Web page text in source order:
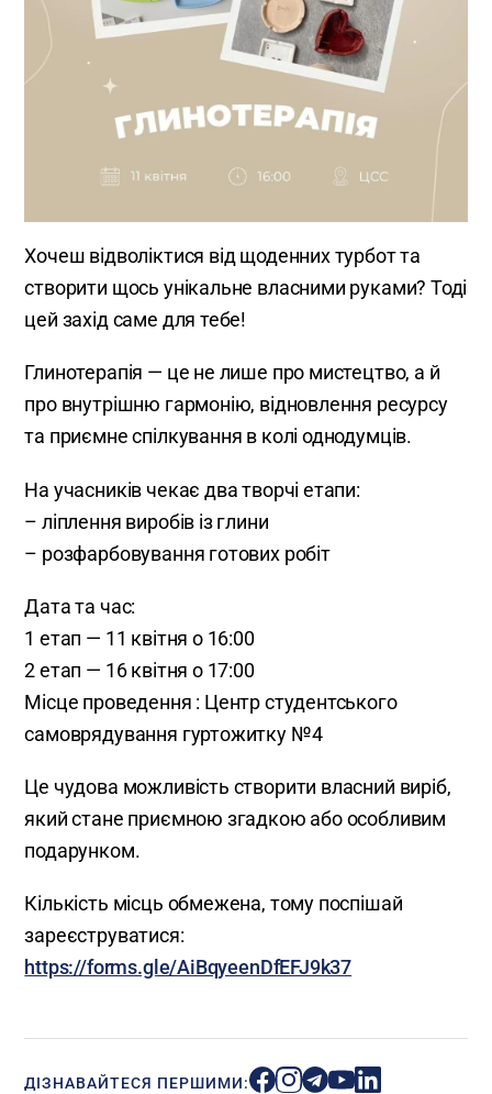
Хочеш відволіктися від щоденних турбот та
створити щось унікальне власними руками? Тоді
цей захід саме для тебе!
Глинотерапія — це не лише про мистецтво, а й
про внутрішню гармонію, відновлення ресурсу
та приємне спілкування в колі однодумців.
На учасників чекає два творчі етапи:
– ліплення виробів із глини
– розфарбовування готових робіт
Дата та час:
1 етап — 11 квітня о 16:00
2 етап — 16 квітня о 17:00
Місце проведення : Центр студентського
самоврядування гуртожитку №4
Це чудова можливість створити власний виріб,
який стане приємною згадкою або особливим
подарунком.
Кількість місць обмежена, тому поспішай
зареєструватися:
https://forms.gle/AiBqyeenDfEFJ9k37
ДІЗНАВАЙТЕСЯ ПЕРШИМИ: